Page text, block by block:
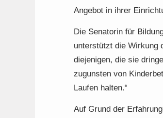
Angebot in ihrer
Die Senatorin für
unterstützt die Wirkung
diejenigen, die sie
zugunsten von
Laufen halten.“
Auf Grund der